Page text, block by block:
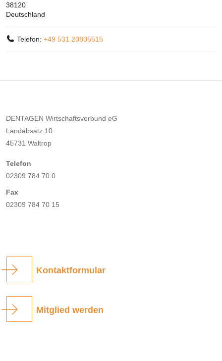
38120
Deutschland
Telefon:+49 531 20805515
DENTAGEN Wirtschaftsverbund eG
Landabsatz 10
45731 Waltrop
Telefon
02309 784 70 0
Fax
02309 784 70 15
Kontaktformular
Mitglied werden